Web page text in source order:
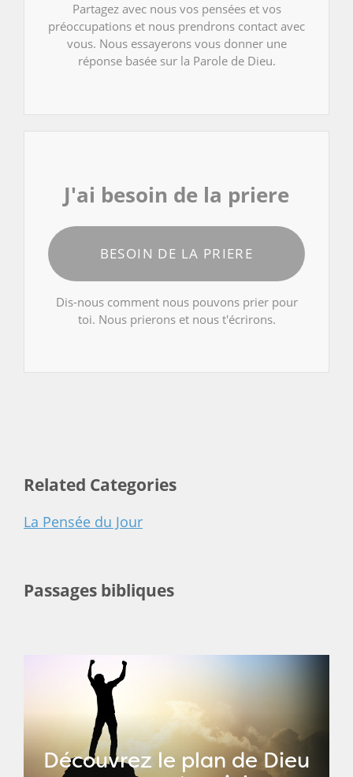
Partagez avec nous vos pensées et vos
préoccupations et nous prendrons contact avec
vous. Nous essayerons vous donner une
réponse basée sur la Parole de Dieu.
J'ai besoin de la priere
BESOIN DE LA PRIERE
Dis-nous comment nous pouvons prier pour
toi. Nous prierons et nous t'écrirons.
Related Categories
La Pensée du Jour
Passages bibliques
Découvrez le plan de Dieu